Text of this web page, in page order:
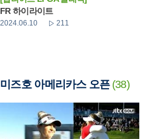
FR 하이라이트
2024.06.10 211
미즈호 아메리카스 오픈 (38)